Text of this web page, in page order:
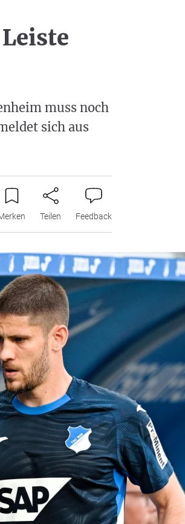
muss noch
sich aus
Teilen Feedback